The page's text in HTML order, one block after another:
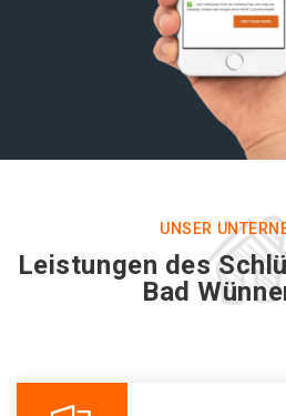
UNSER
Leistungen des
Bad